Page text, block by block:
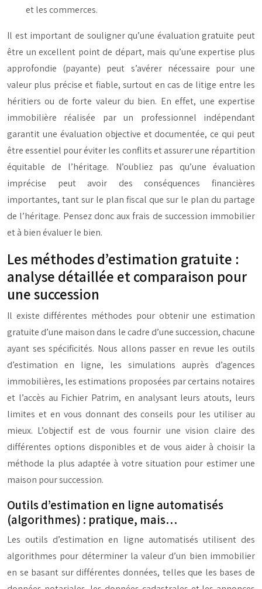
et les commerces.
Il est important de souligner qu’une évaluation gratuite peut
être un excellent point de départ, mais qu’une expertise plus
approfondie (payante) peut s’avérer nécessaire pour une
valeur plus précise et fiable, surtout en cas de litige entre les
héritiers ou de forte valeur du bien. En effet, une expertise
immobilière réalisée par un professionnel indépendant
garantit une évaluation objective et documentée, ce qui peut
être essentiel pour éviter les conflits et assurer une répartition
équitable de l’héritage. N’oubliez pas qu’une évaluation
imprécise peut avoir des conséquences financières
importantes, tant sur le plan fiscal que sur le plan du partage
de l’héritage. Pensez donc aux frais de succession immobilier
et à bien évaluer le bien.
Les méthodes d’estimation gratuite :
analyse détaillée et comparaison pour
une succession
Il existe différentes méthodes pour obtenir une estimation
gratuite d’une maison dans le cadre d’une succession, chacune
ayant ses spécificités. Nous allons passer en revue les outils
d’estimation en ligne, les simulations auprès d’agences
immobilières, les estimations proposées par certains notaires
et l’accès au Fichier Patrim, en analysant leurs atouts, leurs
limites et en vous donnant des conseils pour les utiliser au
mieux. L’objectif est de vous fournir une vision claire des
différentes options disponibles et de vous aider à choisir la
méthode la plus adaptée à votre situation pour estimer une
maison pour succession.
Outils d’estimation en ligne automatisés
(algorithmes) : pratique, mais…
Les outils d’estimation en ligne automatisés utilisent des
algorithmes pour déterminer la valeur d’un bien immobilier
en se basant sur différentes données, telles que les bases de